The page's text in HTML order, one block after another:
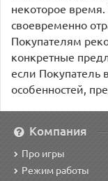
некоторое
своевременно
Покупателям
конкретные
если Покупатель
особенностей,
Компания
Про игры
Режим работы